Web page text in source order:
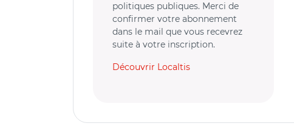
politiques publiques. Merci de
confirmer votre abonnement
dans le mail que vous recevrez
suite à votre inscription.
Découvrir Localtis